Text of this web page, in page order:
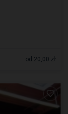
od 20,00 zł